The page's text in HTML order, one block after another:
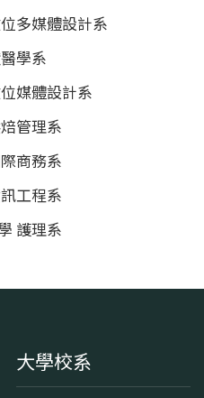
多媒體設計系
學系
媒體設計系
管理系
商務系
工程系
護理系
大學校系